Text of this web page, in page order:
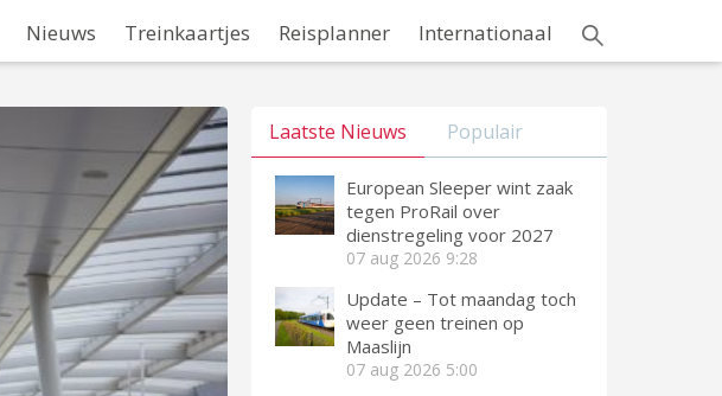
Nieuws Treinkaartjes Reisplanner Internationaal
Laatste Nieuws Populair
European Sleeper wint zaak
tegen ProRail over
dienstregeling voor 2027
07 aug 2026 9:28
Update – Tot maandag toch
weer geen treinen op
Maaslijn
07 aug 2026 5:00